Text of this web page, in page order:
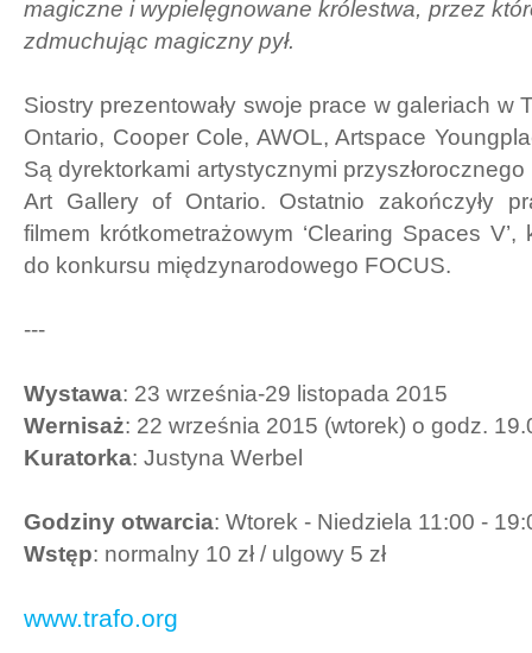
magiczne i wypielęgnowane królestwa, przez
zdmuchując magiczny pył.
Siostry prezentowały swoje prace w galeriach w
Ontario, Cooper Cole, AWOL, Artspace
Są dyrektorkami artystycznymi przyszłorocznego
Art Gallery of Ontario. Ostatnio zakończyły
filmem krótkometrażowym ‘Clearing Spaces V’,
do konkursu międzynarodowego FOCUS.
---
Wystawa: 23 września-29 listopada 2015
Wernisaż: 22 września 2015 (wtorek) o godz.
Kuratorka: Justyna Werbel
Godziny otwarcia: Wtorek - Niedziela 11:00 -
Wstęp: normalny 10 zł / ulgowy 5 zł
www.trafo.org